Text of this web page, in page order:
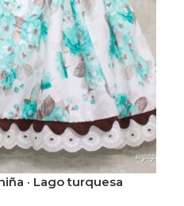
· Lago turquesa